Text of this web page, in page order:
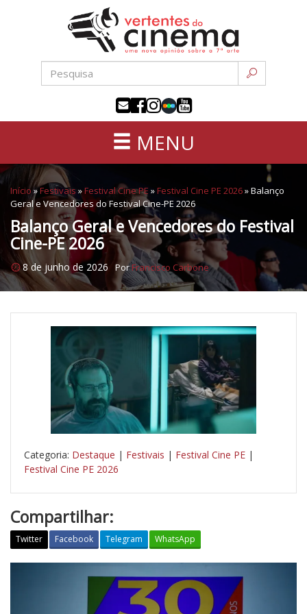
conteúdo
sétima
MENU
Início»Festivais »Festival Cine PE »Festival Cine PE 2026»Balanço
Geral e Vencedores do Festival Cine-PE 2026
Balanço Geral e Vencedores do Festival
Cine-PE 2026
8 de junho de 2026 PorFrancisco Carbone
Categoria: Destaque | Festivais | Festival Cine PE |
Festival Cine PE 2026
Compartilhar:
Twitter Facebook Telegram WhatsApp